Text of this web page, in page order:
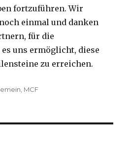
fortzuführen. Wir
einmal und danken
für die
uns ermöglicht, diese
zu erreichen.
MCF